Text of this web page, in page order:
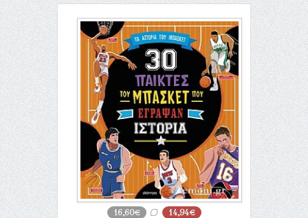
16,60€ 14,94€